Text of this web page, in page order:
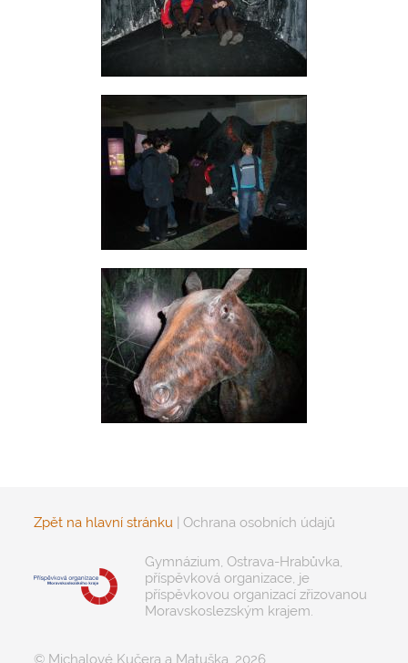
Zpět na hlavní stránku | Ochrana osobních údajů
Gymnázium, Ostrava-Hrabůvka,
příspěvková organizace, je
příspěvkovou organizací zřizovanou
Moravskoslezským krajem.
© Michalové Kučera a Matuška, 2026